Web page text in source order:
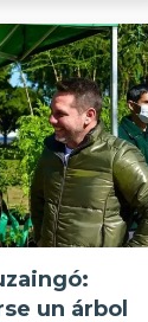
un árbol